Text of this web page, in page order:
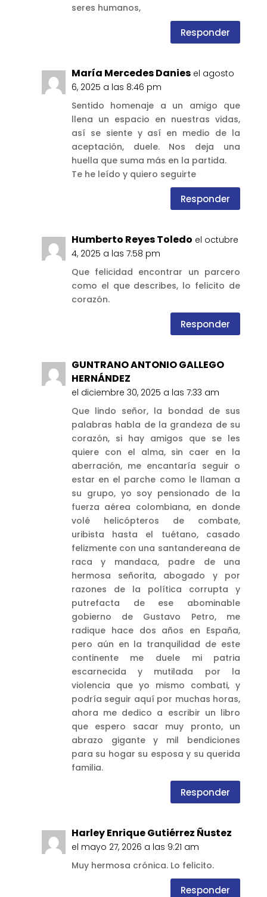
seres humanos,
Responder
María Mercedes Danies el agosto
6, 2025 a las 8:46 pm
Sentido homenaje a un amigo que
llena un espacio en nuestras vidas,
así se siente y así en medio de la
aceptación, duele. Nos deja una
huella que suma más en la partida.
Te he leído y quiero seguirte
Responder
Humberto Reyes Toledo el octubre
4, 2025 a las 7:58 pm
Que felicidad encontrar un parcero
como el que describes, lo felicito de
corazón.
Responder
GUNTRANO ANTONIO GALLEGO
HERNÁNDEZ
el diciembre 30, 2025 a las 7:33 am
Que lindo señor, la bondad de sus
palabras habla de la grandeza de su
corazón, si hay amigos que se les
quiere con el alma, sin caer en la
aberración, me encantaría seguir o
estar en el parche como le llaman a
su grupo, yo soy pensionado de la
fuerza aérea colombiana, en donde
volé helicópteros de combate,
uribista hasta el tuétano, casado
felizmente con una santandereana de
raca y mandaca, padre de una
hermosa señorita, abogado y por
razones de la política corrupta y
putrefacta de ese abominable
gobierno de Gustavo Petro, me
radique hace dos años en España,
pero aún en la tranquilidad de este
continente me duele mi patria
escarnecida y mutilada por la
violencia que yo mismo combati, y
podría seguir aquí por muchas horas,
ahora me dedico a escribir un libro
que espero sacar muy pronto, un
abrazo gigante y mil bendiciones
para su hogar su esposa y su querida
familia.
Responder
Harley Enrique Gutiérrez Ñustez
el mayo 27, 2026 a las 9:21 am
Muy hermosa crónica. Lo felicito.
Responder